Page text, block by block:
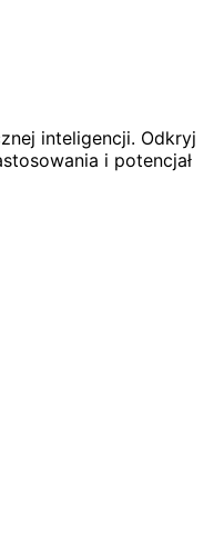
inteligencji. Odkryj
i potencjał